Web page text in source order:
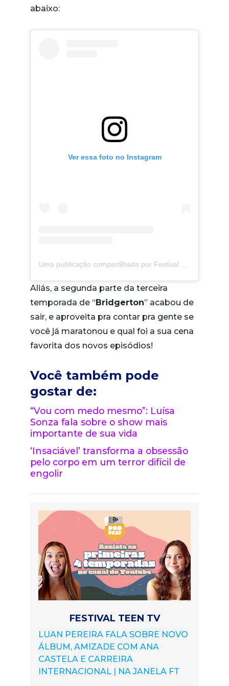
abaixo:
Ver essa foto no Instagram
Aliás, a segunda parte da terceira
temporada de “Bridgerton” acabou de
sair, e aproveita pra contar pra gente se
você já maratonou e qual foi a sua cena
favorita dos novos episódios!
Você também pode
gostar de:
“Vou com medo mesmo”: Luísa
Sonza fala sobre o show mais
importante de sua vida
‘Insaciável’ transforma a obsessão
pelo corpo em um terror difícil de
engolir
FESTIVAL TEEN TV
LUAN PEREIRA FALA SOBRE NOVO
ÁLBUM, AMIZADE COM ANA
CASTELA E CARREIRA
INTERNACIONAL | NA JANELA FT